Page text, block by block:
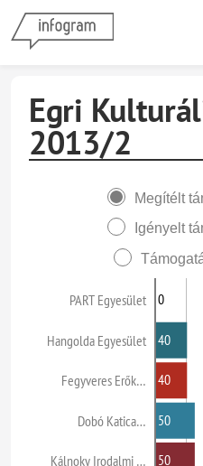
Skip
Egri
2013/2
Megítélt
Igényelt
PART Egyesület
Hangolda Egyesület
Fegyveres Erők…
Dobó Katica…
Kálnoky Irodalmi …
0
40
40
50
50